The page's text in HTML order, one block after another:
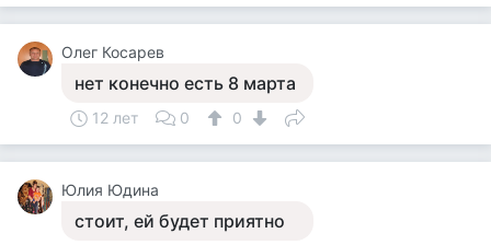
Олег Косарев
нет конечно есть 8 марта
12 лет 0 0
Юлия Юдина
стоит, ей будет приятно